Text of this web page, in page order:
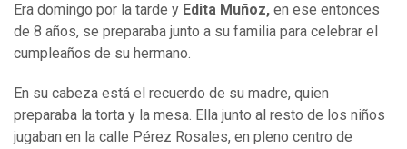
Era domingo por la tarde y Edita Muñoz, en ese entonces
de 8 años, se preparaba junto a su familia para celebrar el
cumpleaños de su hermano.
En su cabeza está el recuerdo de su madre, quien
preparaba la torta y la mesa. Ella junto al resto de los niños
jugaban en la calle Pérez Rosales, en pleno centro de